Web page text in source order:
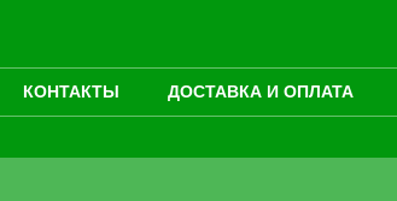
КОНТАКТЫ ДОСТАВКА И ОПЛАТА